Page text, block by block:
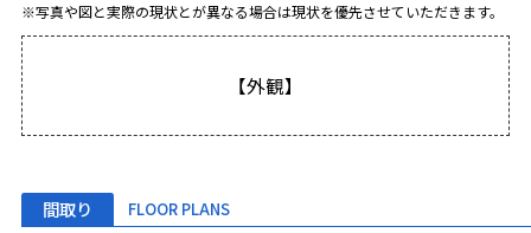
※写真や図と実際の現状とが異なる場合は現状を優先させていただきます。
【外観】
間取り FLOOR PLANS